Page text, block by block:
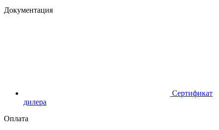
Документация
Сертификат
дилера
Оплата